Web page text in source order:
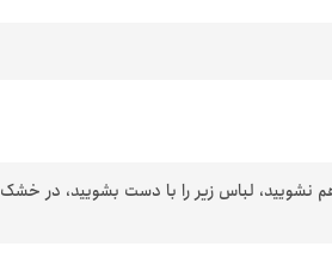
نشویید، لباس زیر را با دست بشویید، در خشک